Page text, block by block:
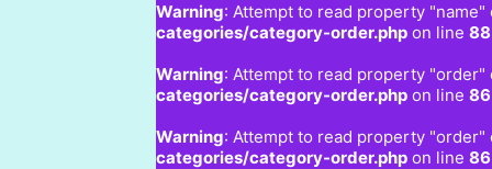
Warning: Attempt to read property
categories/category-order.php on line 88
Warning: Attempt to read property
categories/category-order.php on line 86
Warning: Attempt to read property
categories/category-order.php on line 86